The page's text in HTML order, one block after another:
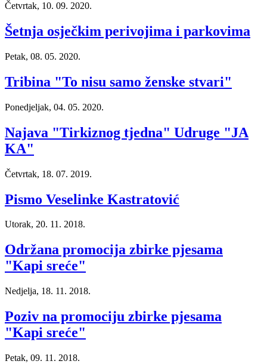
Četvrtak, 10. 09. 2020.
Šetnja osječkim perivojima i parkovima
Petak, 08. 05. 2020.
Tribina "To nisu samo ženske stvari"
Ponedjeljak, 04. 05. 2020.
Najava "Tirkiznog tjedna" Udruge "JA
KA"
Četvrtak, 18. 07. 2019.
Pismo Veselinke Kastratović
Utorak, 20. 11. 2018.
Održana promocija zbirke pjesama
"Kapi sreće"
Nedjelja, 18. 11. 2018.
Poziv na promociju zbirke pjesama
"Kapi sreće"
Petak, 09. 11. 2018.